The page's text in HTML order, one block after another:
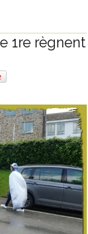
1re règnent